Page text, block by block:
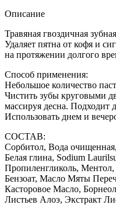
Описание
Травяная гвоздичная
Удаляет пятна от кофя и
на протяжении долгого
Способ применения:
Небольшое количество
Чистить зубы круговыми
массируя десна. Подходит
Использовать днем и
СОСТАВ:
Сорбитол, Вода
Белая глина, Sodium
Пропиленгликоль,
Бензоат, Масло Мяты
Касторовое Масло,
Листьев Алоэ, Экстракт